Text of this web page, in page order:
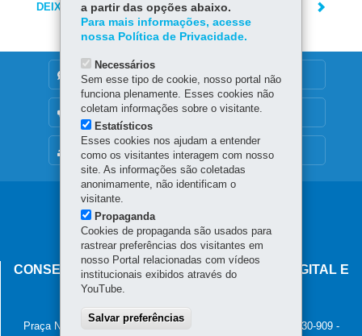
DEIXE SUA OPINIÃO
MAPA DO SITE
DENUNCIE CORRUPÇÃO
OUVIDORIA
Navegação
principal
CONSELHO ESTADUAL DE GOVERNANÇA DIGITAL E
SEGURANÇA DA INFORMAÇÃO
Palácio Iguaçu
Praça Nossa Senhora de Salette, s/n - Centro Cívico
80.530-909 -
a partir das opções abaixo.
Para mais informações, acesse
nossa Política de Privacidade.
Necessários
Sem esse tipo de cookie, nosso portal não
funciona plenamente. Esses cookies não
coletam informações sobre o visitante.
Estatísticos
Esses cookies nos ajudam a entender
como os visitantes interagem com nosso
site. As informações são coletadas
anonimamente, não identificam o
visitante.
Propaganda
Cookies de propaganda são usados para
rastrear preferências dos visitantes em
nosso Portal relacionadas com vídeos
institucionais exibidos através do
YouTube.
Salvar preferências